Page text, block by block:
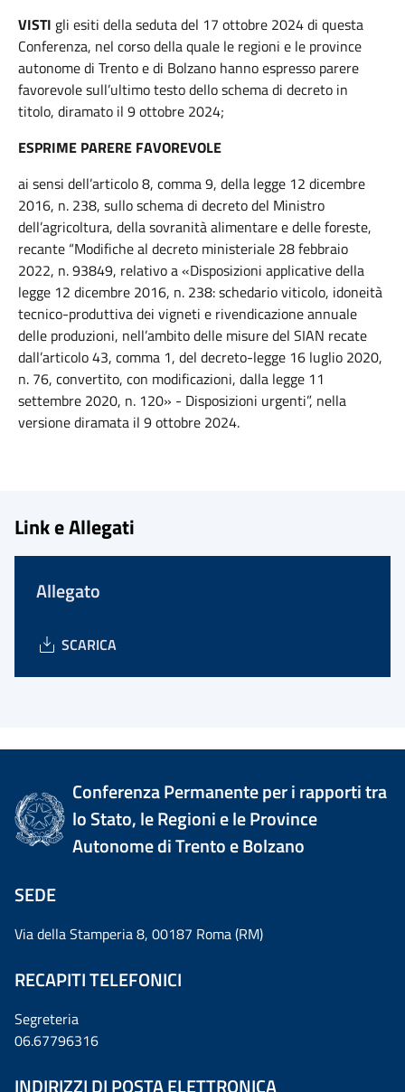
VISTI gli esiti della seduta del 17 ottobre 2024 di questa
Conferenza, nel corso della quale le regioni e le province
autonome di Trento e di Bolzano hanno espresso parere
favorevole sull’ultimo testo dello schema di decreto in
titolo, diramato il 9 ottobre 2024;
ESPRIME PARERE FAVOREVOLE
ai sensi dell’articolo 8, comma 9, della legge 12 dicembre
2016, n. 238, sullo schema di decreto del Ministro
dell’agricoltura, della sovranità alimentare e delle foreste,
recante “Modifiche al decreto ministeriale 28 febbraio
2022, n. 93849, relativo a «Disposizioni applicative della
legge 12 dicembre 2016, n. 238: schedario viticolo, idoneità
tecnico-produttiva dei vigneti e rivendicazione annuale
delle produzioni, nell’ambito delle misure del SIAN recate
dall’articolo 43, comma 1, del decreto-legge 16 luglio 2020,
n. 76, convertito, con modificazioni, dalla legge 11
settembre 2020, n. 120» - Disposizioni urgenti”, nella
versione diramata il 9 ottobre 2024.
Link e Allegati
Allegato
SCARICA
Conferenza Permanente per i rapporti tra
lo Stato, le Regioni e le Province
Autonome di Trento e Bolzano
SEDE
Via della Stamperia 8, 00187 Roma (RM)
RECAPITI TELEFONICI
Segreteria
06.67796316
INDIRIZZI DI POSTA ELETTRONICA